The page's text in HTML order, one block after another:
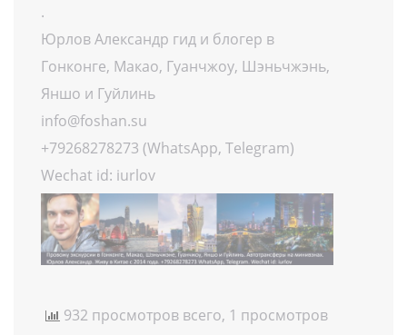
.
Юрлов Александр гид и блогер в
Гонконге, Макао, Гуанчжоу, Шэньчжэнь,
Яншо и Гуйлинь
info@foshan.su
+79268278273 (WhatsApp, Telegram)
Wechat id: iurlov
932 просмотров всего, 1 просмотров